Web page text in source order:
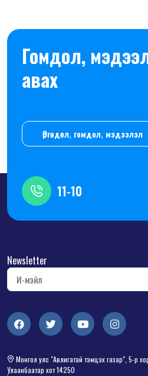
Гомдол,
авах
Өргөдөл, гомдол, мэдээлэл
11-10
Newsletter
Монгол улс "Авлигатай тэмцэх газар", 5-р
Улаанбаатар хот 14250